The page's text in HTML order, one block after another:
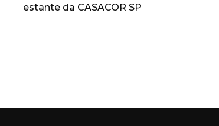
estante da CASACOR SP